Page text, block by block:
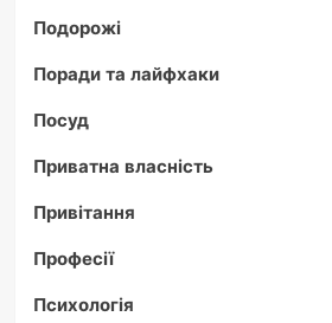
Подорожі
Поради та лайфхаки
Посуд
Приватна власність
Привітання
Професії
Психологія